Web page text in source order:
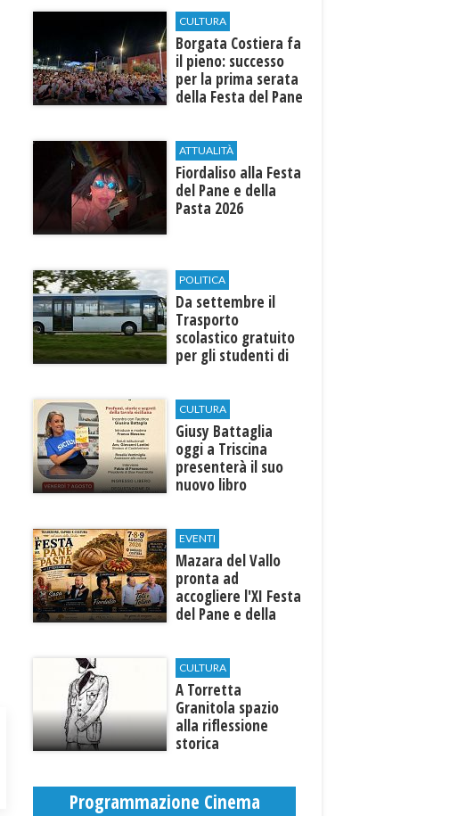
CULTURA
​Borgata Costiera fa
il pieno: successo
per la prima serata
della Festa del Pane
ATTUALITÀ
Fiordaliso alla Festa
del Pane e della
Pasta 2026
POLITICA
Da settembre il
Trasporto
scolastico gratuito
per gli studenti di
CULTURA
Giusy Battaglia
oggi a Triscina
presenterà il suo
nuovo libro
EVENTI
Mazara del Vallo
pronta ad
accogliere l'XI Festa
del Pane e della
CULTURA
​A Torretta
Granitola spazio
alla riflessione
storica
Programmazione Cinema